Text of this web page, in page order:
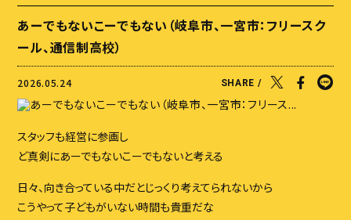
ふらっと横丁
視察受け入れ・研修、講演依頼
大人の語りBAR
ふらっとファンクラブ
ブログ
イベント
スタッフ
あーでもないこーでもない（岐阜市、一宮市：フリースク
ール、通信制高校）
2026.05.24 SHARE /
スタッフも経営に参画し
ど真剣にあーでもないこーでもないと考える
日々、向き合っている中だとじっくり考えてられないから
こうやって子どもがいない時間も貴重だな